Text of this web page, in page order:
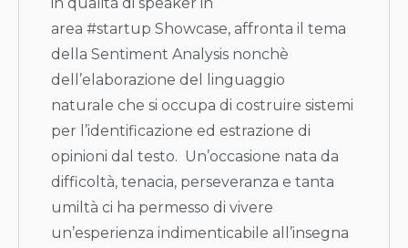
area #startup Showcase, affronta il tema
della Sentiment Analysis nonchè
dell’elaborazione del linguaggio
naturale che si occupa di costruire sistemi
per l’identificazione ed estrazione di
opinioni dal testo. Un’occasione nata da
difficoltà, tenacia, perseveranza e tanta
umiltà ci ha permesso di vivere
un’esperienza indimenticabile all’insegna